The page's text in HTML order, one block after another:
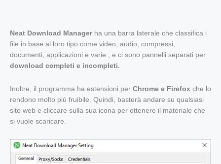
Neat Download Managerha una barra laterale che classifica i
file in base al loro tipo come video, audio, compressi,
documenti, applicazioni e varie , e ci sono pannelli separati per
download completi e incompleti.
Inoltre, il programma ha estensioni per Chrome e Firefox che lo
rendono molto più fruibile. Quindi, basterà andare su qualsiasi
sito web e cliccare sulla sua icona per ottenere il materiale che
si vuole scaricare.